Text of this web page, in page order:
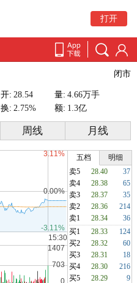
打开
闭市
开: 28.54 量: 4.66万手
换: 2.75% 额: 1.3亿
周线 月线
五档
明细
卖5
28.40
37
卖4
28.38
65
卖3
28.37
35
卖2
28.36
214
卖1
28.34
36
买1
28.33
124
买2
28.32
60
买3
28.31
18
买4
28.30
216
买5
28.29 9